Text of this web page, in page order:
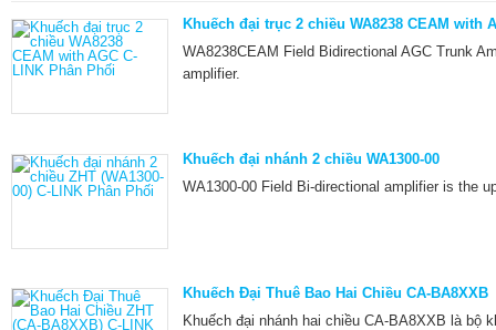
Khuếch đại trục 2 chiều WA8238 CEAM with
WA8238CEAM Field Bidirectional AGC Trunk
amplifier.
Khuếch đại nhánh 2 chiều WA1300-00
WA1300-00 Field Bi-directional amplifier is the
Khuếch Đại Thuê Bao Hai Chiều CA-BA8XXB
Khuếch đại nhánh hai chiều CA-BA8XXB là bộ